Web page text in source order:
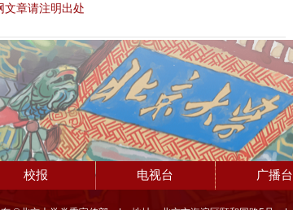
文章请注明出处
校报 电视台 广播台